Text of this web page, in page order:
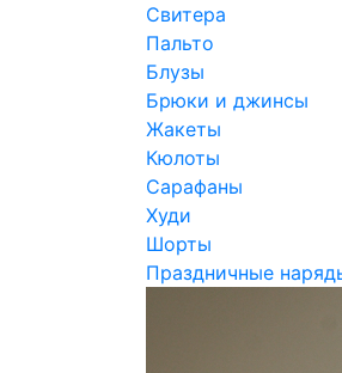
Свитера
Пальто
Блузы
Брюки и джинсы
Жакеты
Кюлоты
Сарафаны
Худи
Шорты
Праздничные